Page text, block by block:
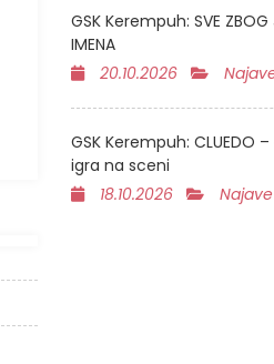
GSK Kerempuh: SVE ZBOG
IMENA
20.10.2026
GSK Kerempuh: CLUEDO
igra na sceni
18.10.2026
Najave